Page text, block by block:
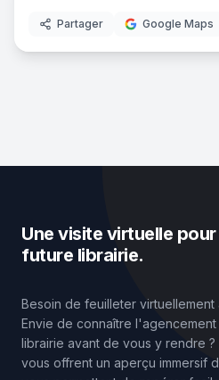
Partager Google Maps
Une visite virtuelle
future librairie.
Besoin de feuilleter
Envie de connaître
librairie avant de vous y rendre ?
vous offrent un aperçu immersif